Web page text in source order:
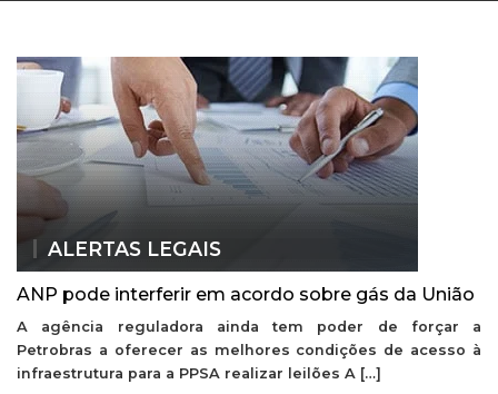
ALERTAS LEGAIS
ANP pode interferir em acordo sobre gás da União
A agência reguladora ainda tem poder de forçar a
Petrobras a oferecer as melhores condições de acesso à
infraestrutura para a PPSA realizar leilões A […]